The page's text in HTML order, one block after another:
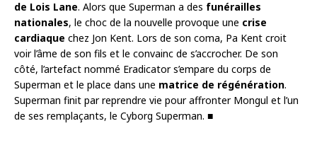
de Lois Lane. Alors que Superman a des funérailles
nationales, le choc de la nouvelle provoque une crise
cardiaque chez Jon Kent. Lors de son coma, Pa Kent croit
voir l’âme de son fils et le convainc de s’accrocher. De son
côté, l’artefact nommé Eradicator s’empare du corps de
Superman et le place dans une matrice de régénération.
Superman finit par reprendre vie pour affronter Mongul et l’un
de ses remplaçants, le Cyborg Superman. ■